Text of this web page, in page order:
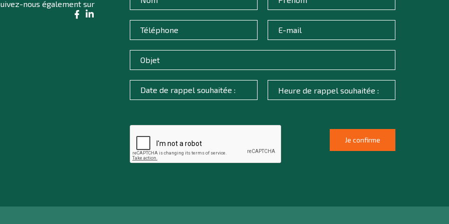
nous également sur